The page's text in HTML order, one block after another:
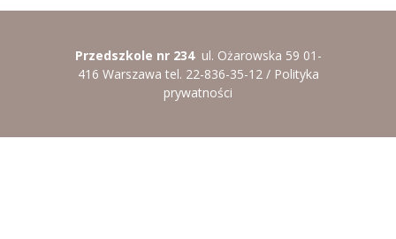
Przedszkole nr 234 ul. Ożarowska 59 01-
416 Warszawa tel. 22-836-35-12 / Polityka
prywatności